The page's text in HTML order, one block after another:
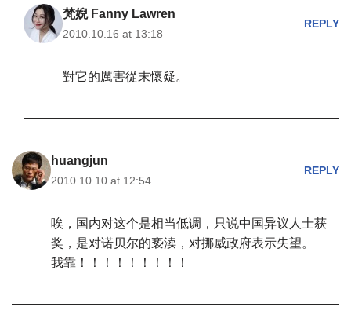
梵婗 Fanny Lawren
2010.10.16 at 13:18
REPLY
對它的厲害從末懷疑。
huangjun
2010.10.10 at 12:54
REPLY
唉，国内对这个是相当低调，只说中国异议人士获
奖，是对诺贝尔的亵渎，对挪威政府表示失望。
我靠！！！！！！！！！